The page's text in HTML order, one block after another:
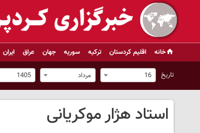
خانه اقلیم کردستان ترکیه سوریه جهان عراق ایران
تاریخ 16 مرداد 1405
استاد هژار موکریانی